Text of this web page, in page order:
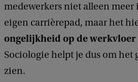
medewerkers niet alleen
eigen carrièrepad, maar het
ongelijkheid op de werkvloer
Sociologie helpt je dus om het
zien.